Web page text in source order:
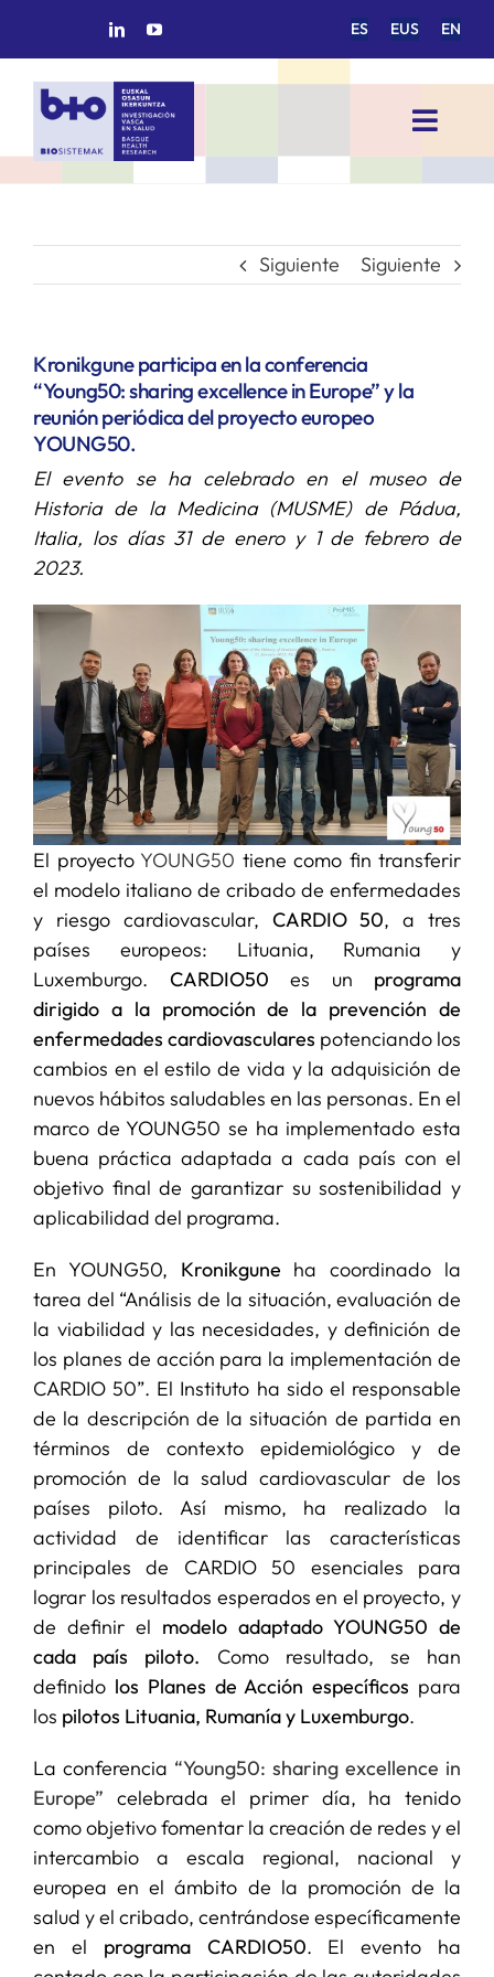
ES EUS EN
Toggle
INICIO
GRUPOS DE INVESTIGACIÓN
PROYECTOS/COLABORACIONES
SERVICIOS
APOYO I+D+I
NOTICIAS
Siguiente Siguiente
Kronikgune participa en la conferencia
“Young50: sharing excellence in Europe” y la
reunión periódica del proyecto europeo
YOUNG50.
El evento se ha celebrado en el museo de
Historia de la Medicina (MUSME) de Pádua,
Italia, los días 31 de enero y 1 de febrero de
2023.
El proyecto YOUNG50 tiene como fin transferir
el modelo italiano de cribado de enfermedades
y riesgo cardiovascular, CARDIO 50, a tres
países europeos: Lituania, Rumania y
Luxemburgo. CARDIO50 es un programa
dirigido a la promoción de la prevención de
enfermedades cardiovasculares potenciando los
cambios en el estilo de vida y la adquisición de
nuevos hábitos saludables en las personas. En el
marco de YOUNG50 se ha implementado esta
buena práctica adaptada a cada país con el
objetivo final de garantizar su sostenibilidad y
aplicabilidad del programa.
En YOUNG50, Kronikgune ha coordinado la
tarea del “Análisis de la situación, evaluación de
la viabilidad y las necesidades, y definición de
los planes de acción para la implementación de
CARDIO 50”. El Instituto ha sido el responsable
de la descripción de la situación de partida en
términos de contexto epidemiológico y de
promoción de la salud cardiovascular de los
países piloto. Así mismo, ha realizado la
actividad de identificar las características
principales de CARDIO 50 esenciales para
lograr los resultados esperados en el proyecto, y
de definir el modelo adaptado YOUNG50 de
cada país piloto. Como resultado, se han
definido los Planes de Acción específicos para
los pilotos Lituania, Rumanía y Luxemburgo.
La conferencia “Young50: sharing excellence in
Europe” celebrada el primer día, ha tenido
como objetivo fomentar la creación de redes y el
intercambio a escala regional, nacional y
europea en el ámbito de la promoción de la
salud y el cribado, centrándose específicamente
en el programa CARDIO50. El evento ha